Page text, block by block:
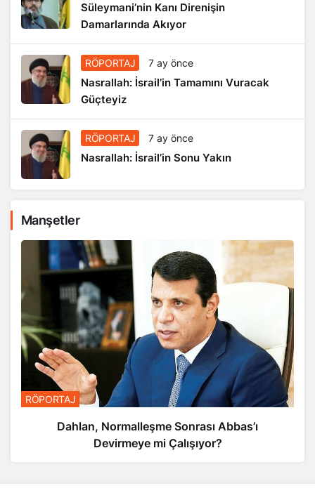
Süleymani’nin Kanı Direnişin
Damarlarında Akıyor
RÖPORTAJ 7 ay önce
Nasrallah: İsrail’in Tamamını Vuracak
Güçteyiz
RÖPORTAJ 7 ay önce
Nasrallah: İsrail’in Sonu Yakın
Manşetler
RÖPORTAJ
Dahlan, Normalleşme Sonrası Abbas’ı
Devirmeye mi Çalışıyor?